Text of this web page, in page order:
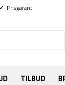
✓ Prisgaranti
TILBUD